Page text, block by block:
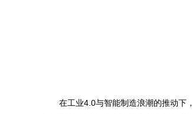
在工业4.0与智能制造浪潮的推动下